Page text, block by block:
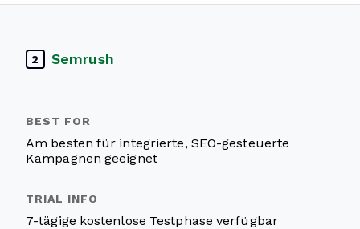
2 Semrush
Am besten für integrierte, SEO-gesteuerte
Kampagnen geeignet
7-tägige kostenlose Testphase verfügbar